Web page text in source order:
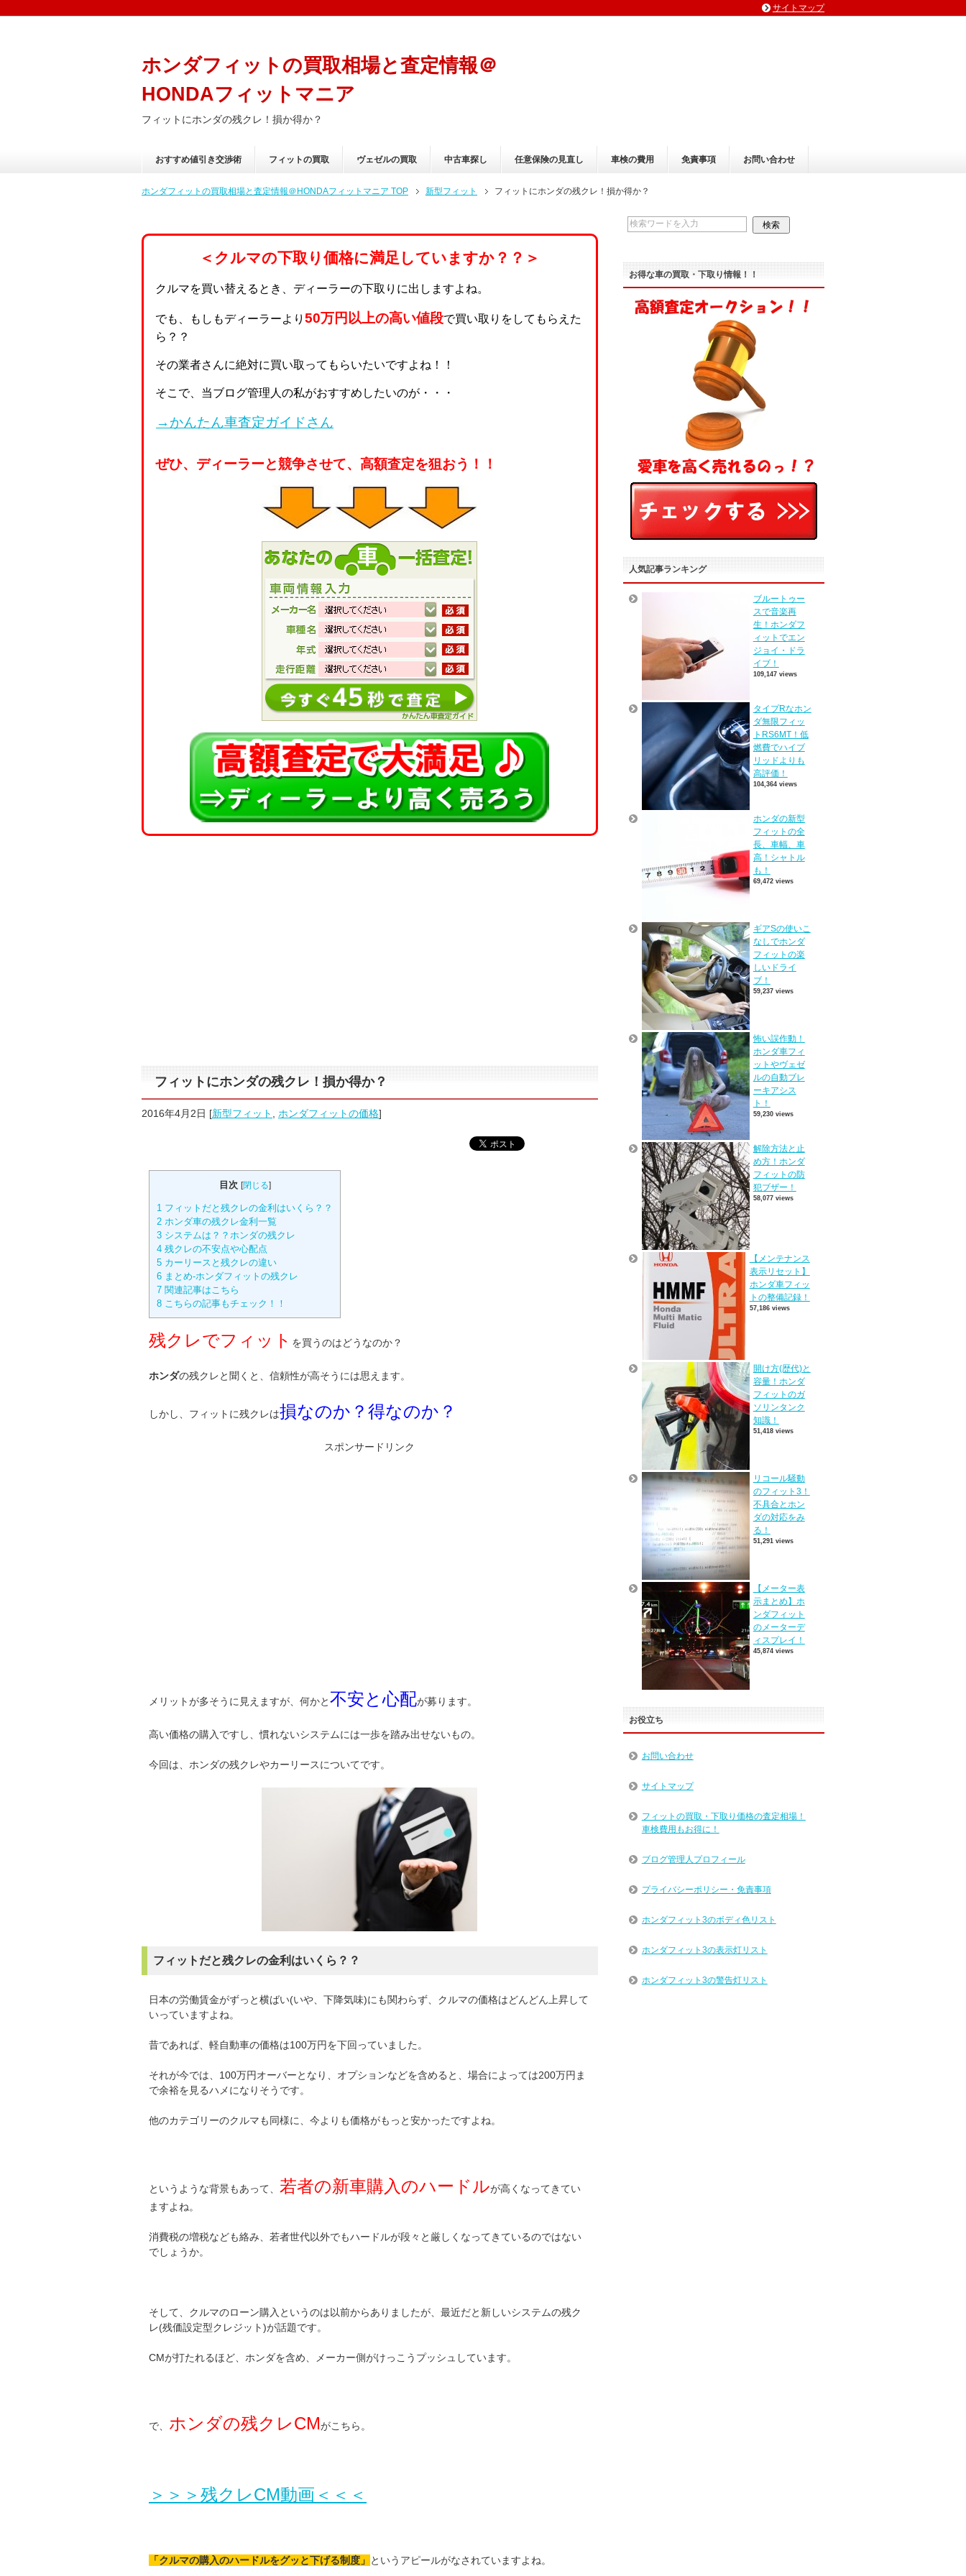
ホンダフィットの買取相場と査定情報＠
HONDAフィットマニア
フィットにホンダの残クレ！損か得か？
おすすめ値引き交渉術 フィットの買取 ヴェゼルの買取 中古車探し 任意保険の見直し 車検の費用 免責事項 お問い合わせ
ホンダフィットの買取相場と査定情報＠HONDAフィットマニア TOP 新型フィット フィットにホンダの残クレ！損か得か？
＜クルマの下取り価格に満足していますか？？＞
クルマを買い替えるとき、ディーラーの下取りに出しますよね。
でも、もしもディーラーより 50万円以上の高い値段で買い取りをしてもらえた
ら？？
その業者さんに絶対に買い取ってもらいたいですよね！！
そこで、当ブログ管理人の私がおすすめしたいのが・・・
→かんたん車査定ガイドさん
ぜひ、ディーラーと競争させて、高額査定を狙おう！！
フィットにホンダの残クレ！損か得か？
2016年4月2日 [新型フィット ホンダフィットの価格]
目次 [閉じる]
1 フィットだと残クレの金利はいくら？？
2 ホンダ車の残クレ金利一覧
3 システムは？？ホンダの残クレ
4 残クレの不安点や心配点
5 カーリースと残クレの違い
6 まとめ-ホンダフィットの残クレ
7 関連記事はこちら
8 こちらの記事もチェック！！
残クレでフィット を買うのはどうなのか？
ホンダの残クレと聞くと、信頼性が高そうには思えます。
しかし、フィットに残クレは損なのか？得なのか？
スポンサードリンク
メリットが多そうに見えますが、何かと不安と心配が募ります。
高い価格の購入ですし、慣れないシステムには一歩を踏み出せないもの。
今回は、ホンダの残クレやカーリースについてです。
フィットだと残クレの金利はいくら？？
日本の労働賃金がずっと横ばい(いや、下降気味)にも関わらず、クルマの価格はどんどん上昇して
いっていますよね。
昔であれば、軽自動車の価格は100万円を下回っていました。
それが今では、100万円オーバーとなり、オプションなどを含めると、場合によっては200万円ま
で余裕を見るハメになりそうです。
他のカテゴリーのクルマも同様に、今よりも価格がもっと安かったですよね。
というような背景もあって、 若者の新車購入のハードルが高くなってきてい
ますよね。
消費税の増税なども絡み、若者世代以外でもハードルが段々と厳しくなってきているのではない
でしょうか。
そして、クルマのローン購入というのは以前からありましたが、最近だと新しいシステムの残ク
レ(残価設定型クレジット)が話題です。
CMが打たれるほど、ホンダを含め、メーカー側がけっこうプッシュしています。
で、 ホンダの残クレCMがこちら。
＞＞＞残クレCM動画＜＜＜
「クルマの購入のハードルをグッと下げる制度」 というアピールがなされていますよね。
お得な車の買取・下取り情報！！
人気記事ランキング
ブルートゥー
スで音楽再
生！ホンダフ
ィットでエン
ジョイ・ドラ
イブ！
109,147 views
タイプRなホン
ダ無限フィッ
トRS6MT！低
燃費でハイブ
リッドよりも
高評価！
104,364 views
ホンダの新型
フィットの全
長、車幅、車
高！シャトル
も！
69,472 views
ギアSの使いこ
なしでホンダ
フィットの楽
しいドライ
ブ！
59,237 views
怖い誤作動！
ホンダ車フィ
ットやヴェゼ
ルの自動ブレ
ーキアシス
ト！
59,230 views
解除方法と止
め方！ホンダ
フィットの防
犯ブザー！
58,077 views
【メンテナンス
表示リセット】
ホンダ車フィッ
トの整備記録！
57,186 views
開け方(歴代)と
容量！ホンダ
フィットのガ
ソリンタンク
知識！
51,418 views
リコール騒動
のフィット3！
不具合とホン
ダの対応をみ
る！
51,291 views
【メーター表
示まとめ】ホ
ンダフィット
のメーターデ
ィスプレイ！
45,874 views
お役立ち
お問い合わせ
サイトマップ
フィットの買取・下取り価格の査定相場！
車検費用もお得に！
ブログ管理人プロフィール
プライバシーポリシー・免責事項
ホンダフィット3のボディ色リスト
ホンダフィット3の表示灯リスト
ホンダフィット3の警告灯リスト
サイトマップ